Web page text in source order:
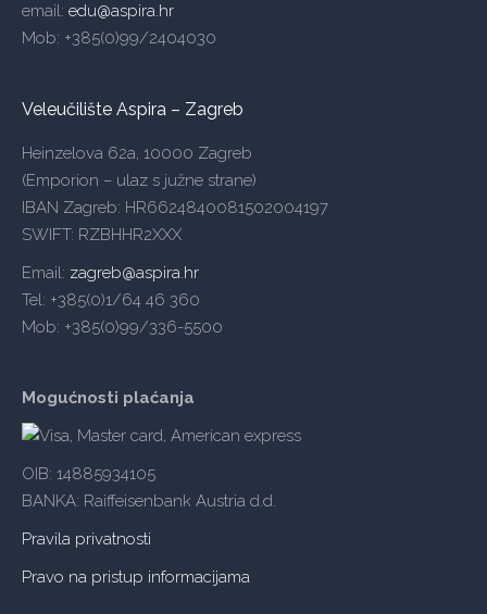
email: edu@aspira.hr
Mob: +385(0)99/2404030
Veleučilište Aspira – Zagreb
Heinzelova 62a, 10000 Zagreb
(Emporion – ulaz s južne strane)
IBAN Zagreb: HR6624840081502004197
SWIFT: RZBHHR2XXX
Email: zagreb@aspira.hr
Tel: +385(0)1/64 46 360
Mob: +385(0)99/336-5500
Mogućnosti plaćanja
OIB: 14885934105
BANKA: Raiffeisenbank Austria d.d.
Pravila privatnosti
Pravo na pristup informacijama